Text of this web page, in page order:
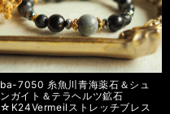
ba-7050 糸魚川青海薬石＆シュ
ンガイト＆テラヘルツ鉱石
☆K24Vermeilストレッチブレス